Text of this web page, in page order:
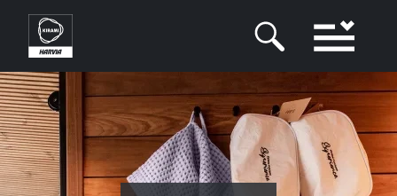
Aller
contenu
principal